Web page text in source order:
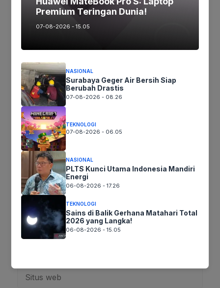
Tags:
Ikuti kami :
Tinggalkan komentar
Komentar
Nama
Situs
Premium Teringan Dunia!
07-08-2026 - 15.05
NASIONAL
Surabaya Geger Air Bersih Siap
Berubah Drastis
07-08-2026 - 08.26
TEKNOLOGI
07-08-2026 - 06.05
NASIONAL
PLTS Kunci Utama Indonesia Mandiri
Energi
06-08-2026 - 17.26
TEKNOLOGI
Sains di Balik Gerhana Matahari Total
2026 yang Langka!
06-08-2026 - 15.05